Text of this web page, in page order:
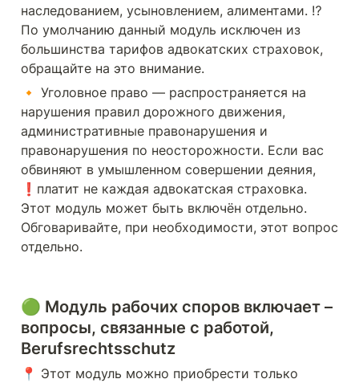
наследованием, усыновлением, алиментами. ⁉️
По умолчанию данный модуль исключен из
большинства тарифов адвокатских страховок,
обращайте на это внимание.
🔸 Уголовное право — распространяется на
нарушения правил дорожного движения,
административные правонарушения и
правонарушения по неосторожности. Если вас
обвиняют в умышленном совершении деяния,
❗️платит не каждая адвокатская страховка.
Этот модуль может быть включён отдельно.
Обговаривайте, при необходимости, этот вопрос
отдельно.
🟢 Модуль рабочих споров включает –
вопросы, связанные с работой,
Berufsrechtsschutz
📍 Этот модуль можно приобрести только